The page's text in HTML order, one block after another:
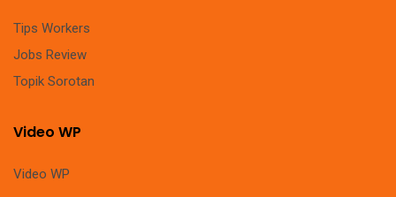
Tips Workers
Jobs Review
Topik Sorotan
Video WP
Video WP